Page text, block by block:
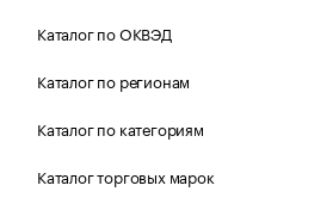
Каталог по ОКВЭД
Каталог по регионам
Каталог по категориям
Каталог торговых марок